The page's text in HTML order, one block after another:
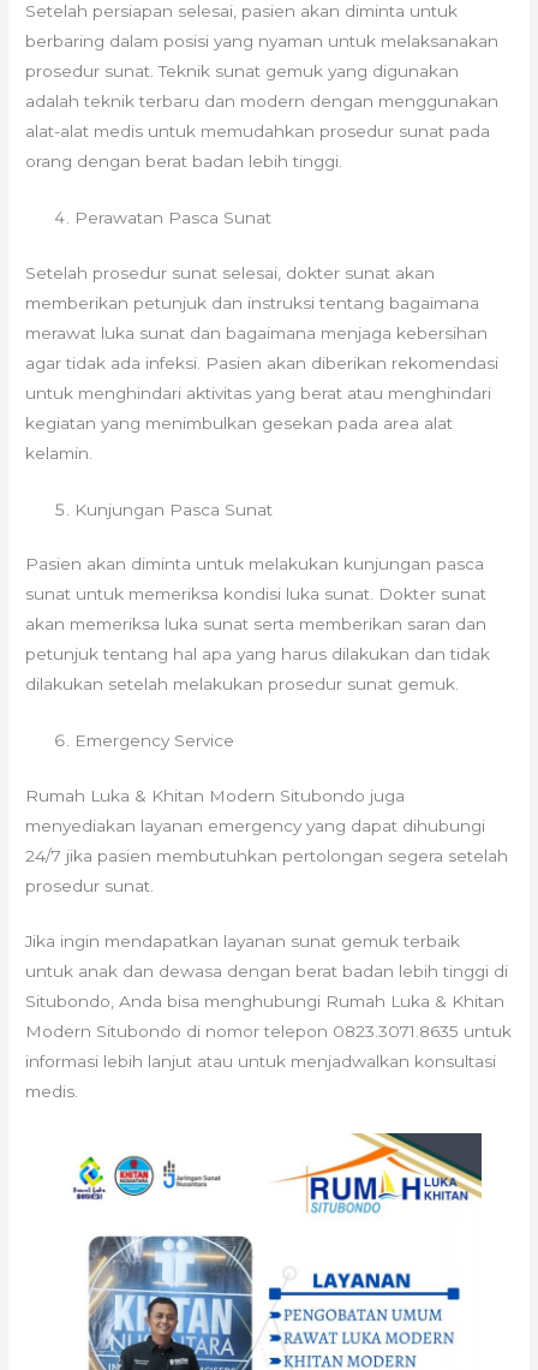
Setelah persiapan selesai, pasien akan diminta untuk
berbaring dalam posisi yang nyaman untuk melaksanakan
prosedur sunat. Teknik sunat gemuk yang digunakan
adalah teknik terbaru dan modern dengan menggunakan
alat-alat medis untuk memudahkan prosedur sunat pada
orang dengan berat badan lebih tinggi.
Perawatan Pasca Sunat
Setelah prosedur sunat selesai, dokter sunat akan
memberikan petunjuk dan instruksi tentang bagaimana
merawat luka sunat dan bagaimana menjaga kebersihan
agar tidak ada infeksi. Pasien akan diberikan rekomendasi
untuk menghindari aktivitas yang berat atau menghindari
kegiatan yang menimbulkan gesekan pada area alat
kelamin.
Kunjungan Pasca Sunat
Pasien akan diminta untuk melakukan kunjungan pasca
sunat untuk memeriksa kondisi luka sunat. Dokter sunat
akan memeriksa luka sunat serta memberikan saran dan
petunjuk tentang hal apa yang harus dilakukan dan tidak
dilakukan setelah melakukan prosedur sunat gemuk.
Emergency Service
Rumah Luka & Khitan Modern Situbondo juga
menyediakan layanan emergency yang dapat dihubungi
24/7 jika pasien membutuhkan pertolongan segera setelah
prosedur sunat.
Jika ingin mendapatkan layanan sunat gemuk terbaik
untuk anak dan dewasa dengan berat badan lebih tinggi di
Situbondo, Anda bisa menghubungi Rumah Luka & Khitan
Modern Situbondo di nomor telepon 0823.3071.8635 untuk
informasi lebih lanjut atau untuk menjadwalkan konsultasi
medis.